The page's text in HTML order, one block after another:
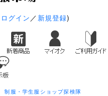
ログイン ／ 新規登録)
制服・学生服ショップ探検隊